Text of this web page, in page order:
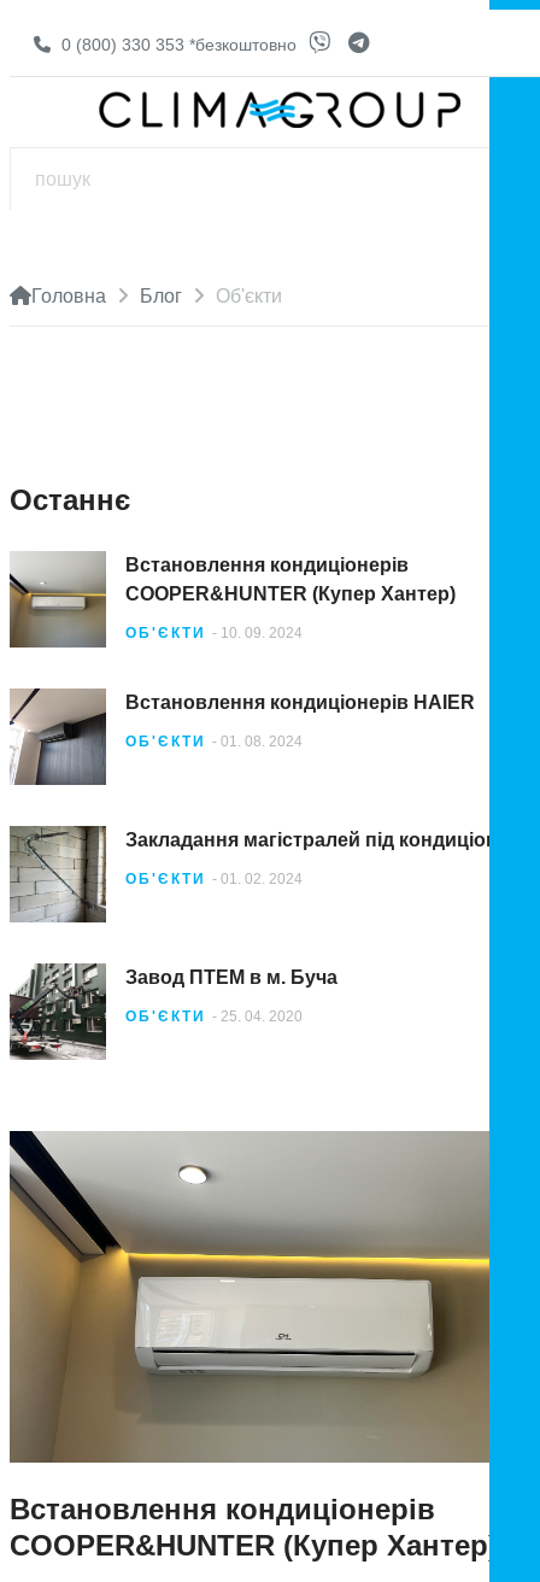
0 (800) 330 353 *безкоштовно
Головна Блог Об'єкти
Останнє
Встановлення кондиціонерів
COOPER&HUNTER (Купер Хантер)
ОБ'ЄКТИ - 10. 09. 2024
Встановлення кондиціонерів HAIER
ОБ'ЄКТИ - 01. 08. 2024
Закладання магістралей під кондиціонери
ОБ'ЄКТИ - 01. 02. 2024
Завод ПТЕМ в м. Буча
ОБ'ЄКТИ - 25. 04. 2020
Встановлення кондиціонерів
COOPER&HUNTER (Купер Хантер)